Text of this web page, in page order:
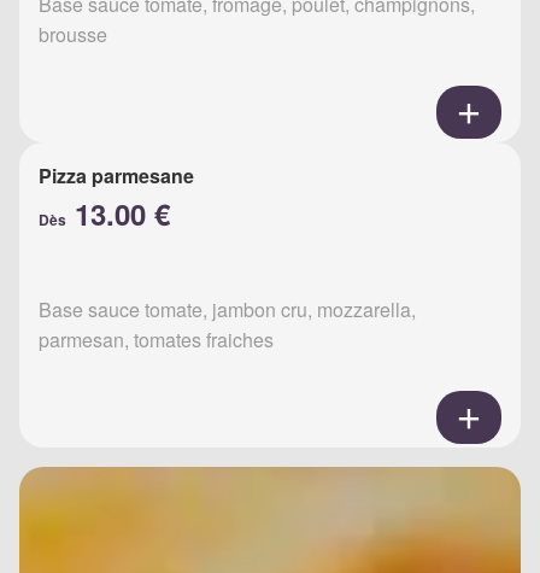
brousse
Pizza parmesane
Dès 13.00 €
Base sauce tomate, jambon cru, mozzarella,
parmesan, tomates fraiches